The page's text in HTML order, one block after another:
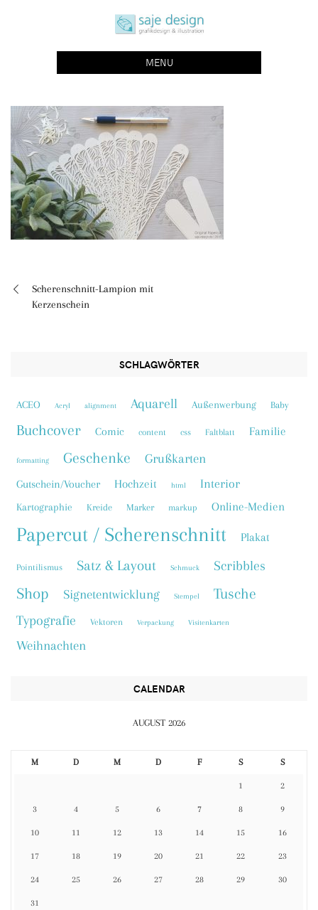
saje design bonn
grafikdesign | buchgestaltung | illustration
MENU
Beitragsnavigation
Scherenschnitt-Lampion mit
Kerzenschein
SCHLAGWÖRTER
ACEO Acryl alignment Aquarell Außenwerbung Baby
Buchcover Comic content css Faltblatt Familie
formatting Geschenke Grußkarten
Gutschein/Voucher Hochzeit html Interior
Kartographie Kreide Marker markup Online-Medien
Papercut / Scherenschnitt Plakat
Pointilismus Satz & Layout Schmuck Scribbles
Shop Signetentwicklung Stempel Tusche
Typografie Vektoren Verpackung Visitenkarten
Weihnachten
CALENDAR
AUGUST 2026
M D M D F S S
1 2
3 4 5 6 7 8 9
10 11 12 13 14 15 16
17 18 19 20 21 22 23
24 25 26 27 28 29 30
31